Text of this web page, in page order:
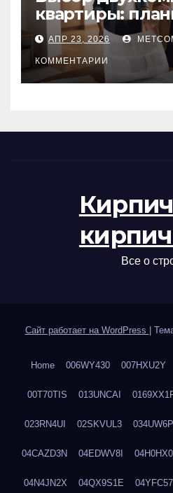
квартиры:
состояние
проверка
АПР 23, 2026
КОММЕНТАРИИ
Все о
Сайт работает на WordPress
Home 006WY430 007HXU2Y
00T70TIS 013UNCAI
023RN4UI 02SKVUL3
04CAZD3N 04EDWV8I
04N4JN2X 04QX9S1E